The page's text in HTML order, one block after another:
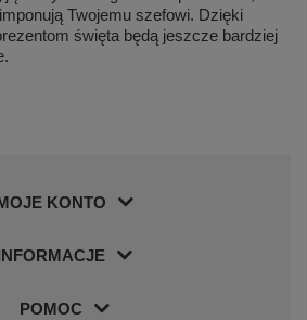
Twojemu szefowi. Dzięki
święta będą jeszcze bardziej
KONTO
POMOC